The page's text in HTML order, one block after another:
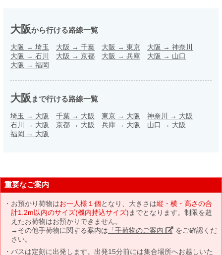
大阪から行ける路線一覧
大阪 → 埼玉 大阪 → 千葉 大阪 → 東京 大阪 → 神奈川
大阪 → 石川 大阪 → 京都 大阪 → 兵庫 大阪 → 山口
大阪 → 福岡
大阪 まで行ける路線一覧
埼玉 → 大阪 千葉 → 大阪 東京 → 大阪 神奈川 → 大阪
石川 → 大阪 京都 → 大阪 兵庫 → 大阪 山口 → 大阪
福岡 → 大阪
重要なご案内
お預かり荷物はお一人様１個となり、大きさは縦・横・高さの合
計1.2m以内のサイズ(機内持込サイズ) までとなります。制限を超
えたお荷物はお預かりできません。
→その他手荷物に関する案内は 「手荷物のご案内」 をご確認くだ
さい。
バスは定刻に出発します。出発15分前には集合場所へお越しいた